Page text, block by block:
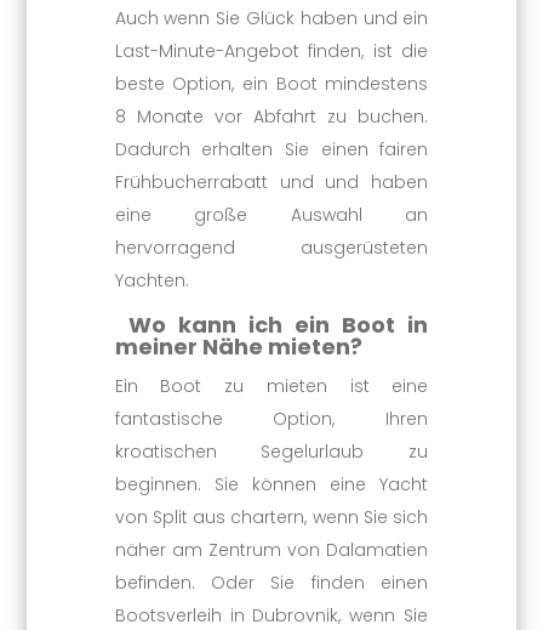
Auch wenn Sie Glück haben und ein
Last-Minute-Angebot finden, ist die
beste Option, ein Boot mindestens
8 Monate vor Abfahrt zu buchen.
Dadurch erhalten Sie einen fairen
Frühbucherrabatt und und haben
eine große Auswahl an
hervorragend ausgerüsteten
Yachten.
Wo kann ich ein Boot in
meiner Nähe mieten?
Ein Boot zu mieten ist eine
fantastische Option, Ihren
kroatischen Segelurlaub zu
beginnen. Sie können eine Yacht
von Split aus chartern, wenn Sie sich
näher am Zentrum von Dalamatien
befinden. Oder Sie finden einen
Bootsverleih in Dubrovnik, wenn Sie